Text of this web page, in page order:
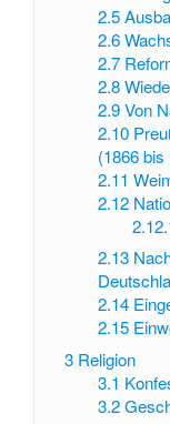
2.5
2.6
2.7
2.8
2.9 Von
2.10
(1866 bis
2.11
2.12
2.13
2.14
2.15
3 Religion
3.1
3.2